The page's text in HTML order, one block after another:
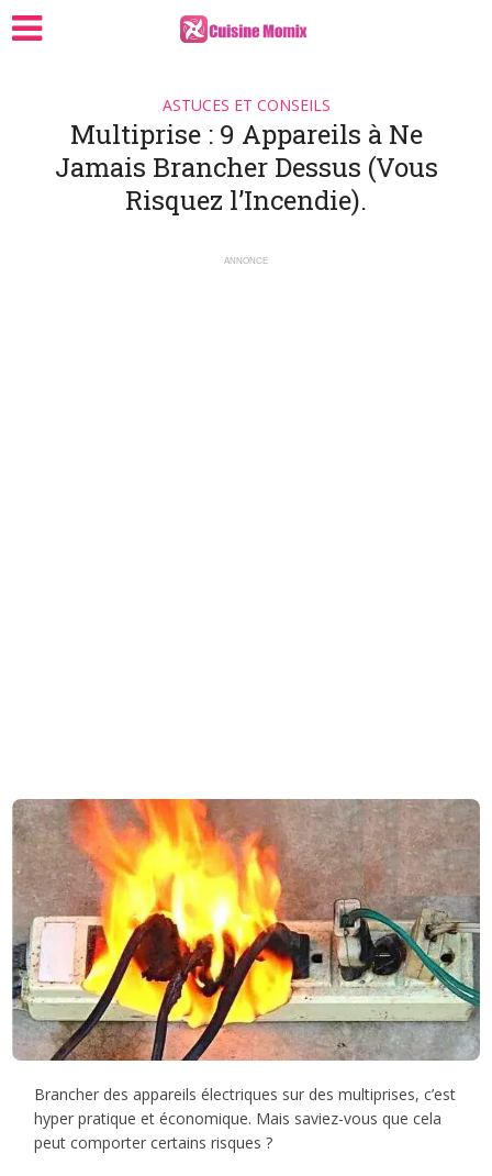
ASTUCES ET CONSEILS
Multiprise : 9 Appareils à Ne
Jamais Brancher Dessus (Vous
Risquez l’Incendie).
ANNONCE
Brancher des appareils électriques sur des multiprises, c’est
hyper pratique et économique. Mais saviez-vous que cela
peut comporter certains risques ?